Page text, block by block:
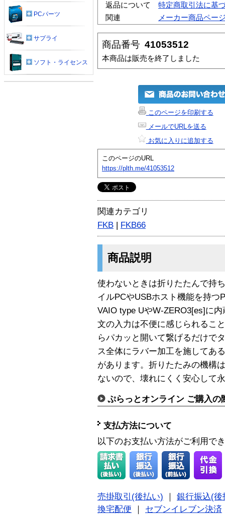
返品について
特定商取引法に基
関連
メーカー商品ペー
商品番号 41053512
本商品は販売を終了しました
このページを印刷する
メールでURLを送る
お気に入りに追加する
このページのURL
https://plth.me/41053512
関連カテゴリ
FKB | FKB66
商品説明
使わないときは折りたたんで持
イルPCやUSBホスト機能を持つ
VAIO type UやW-ZERO3[es]に
文の入力は不便に感じられるこ
らパカッと開いて繋げるだけで
ス全体にラバー加工を施してあ
があります。折りたたみの機構
ないので、壊れにくく安心して
ぷらっとオンライン ご購入の
支払方法について
以下のお支払い方法がご利用で
売掛取引(後払い)
銀行振込(後
換宅配便
セブンイレブン決済
PCパーツ
サプライ
ソフト・ライセンス